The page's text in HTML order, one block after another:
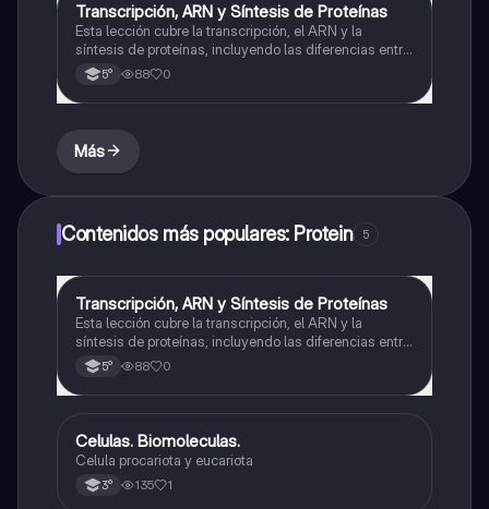
Biología
Transcripción, ARN y Síntesis de Proteínas
Esta lección cubre la transcripción, el ARN y la
síntesis de proteínas, incluyendo las diferencias entre
ADN y ARN, los tipos de ARN y el proceso de síntesis
de proteínas.
5° 88 0
Más
Contenidos más populares: Protein 5
Biología
Transcripción, ARN y Síntesis de Proteínas
Esta lección cubre la transcripción, el ARN y la
síntesis de proteínas, incluyendo las diferencias entre
ADN y ARN, los tipos de ARN y el proceso de síntesis
de proteínas.
5° 88 0
Biología
Celulas. Biomoleculas.
Celula procariota y eucariota
3° 135 1